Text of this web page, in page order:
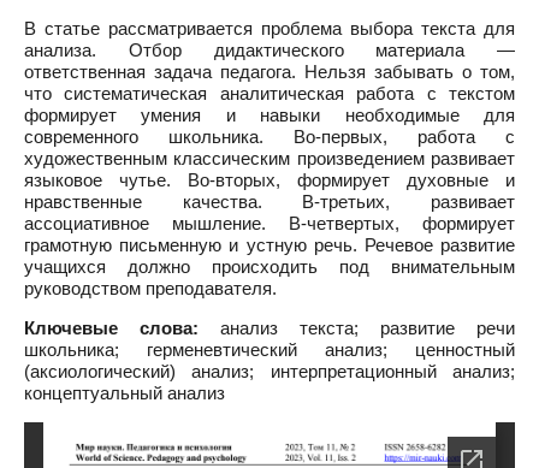
В статье рассматривается проблема выбора текста для
анализа. Отбор дидактического материала —
ответственная задача педагога. Нельзя забывать о том,
что систематическая аналитическая работа с текстом
формирует умения и навыки необходимые для
современного школьника. Во-первых, работа с
художественным классическим произведением развивает
языковое чутье. Во-вторых, формирует духовные и
нравственные качества. В-третьих, развивает
ассоциативное мышление. В-четвертых, формирует
грамотную письменную и устную речь. Речевое развитие
учащихся должно происходить под внимательным
руководством преподавателя.
Ключевые слова: анализ текста; развитие речи
школьника; герменевтический анализ; ценностный
(аксиологический) анализ; интерпретационный анализ;
концептуальный анализ